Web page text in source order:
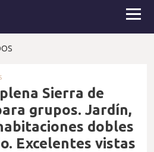
Sierra de
grupos. Jardín,
dobles
Excelentes vistas